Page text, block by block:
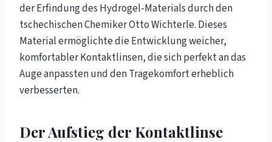
der Erfindung des Hydrogel-Materials durch den
tschechischen Chemiker Otto Wichterle. Dieses
Material ermöglichte die Entwicklung weicher,
komfortabler Kontaktlinsen, die sich perfekt an das
Auge anpassten und den Tragekomfort erheblich
verbesserten.
Der Aufstieg der Kontaktlinse